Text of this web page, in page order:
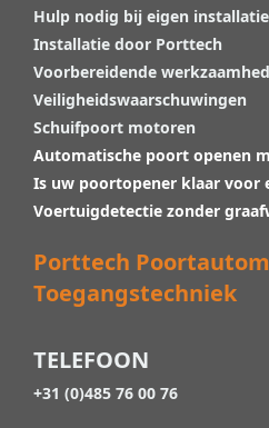
Hulp nodig bij eigen
Installatie door Porttech
Voorbereidende
Veiligheidswaarschuwingen
Schuifpoort motoren
Automatische poort openen
Is uw poortopener klaar voor
Voertuigdetectie zonder
Porttech
Toegangstechniek
TELEFOON
+31 (0)485 76 00 76